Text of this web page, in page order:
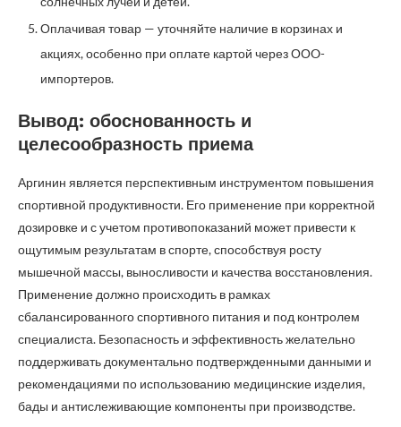
Оплачивая товар — уточняйте наличие в корзинах и
акциях, особенно при оплате картой через ООO-
импортеров.
Вывод: обоснованность и
целесообразность приема
Аргинин является перспективным инструментом повышения
спортивной продуктивности. Его применение при корректной
дозировке и с учетом противопоказаний может привести к
ощутимым результатам в спорте, способствуя росту
мышечной массы, выносливости и качества восстановления.
Применение должно происходить в рамках
сбалансированного спортивного питания и под контролем
специалиста. Безопасность и эффективность желательно
поддерживать документально подтвержденными данными и
рекомендациями по использованию медицинские изделия,
бады и антислеживающие компоненты при производстве.